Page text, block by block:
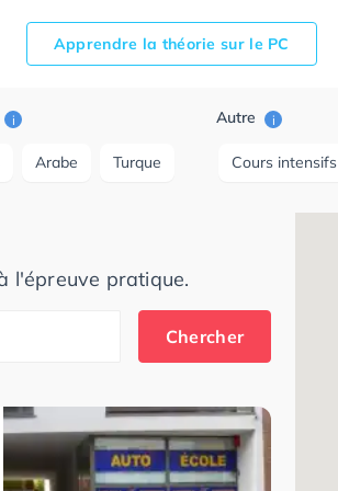
Apprendre la théorie sur le PC
i
Arabe Turque
Autre i
Cours intensifs
l'épreuve pratique.
Chercher